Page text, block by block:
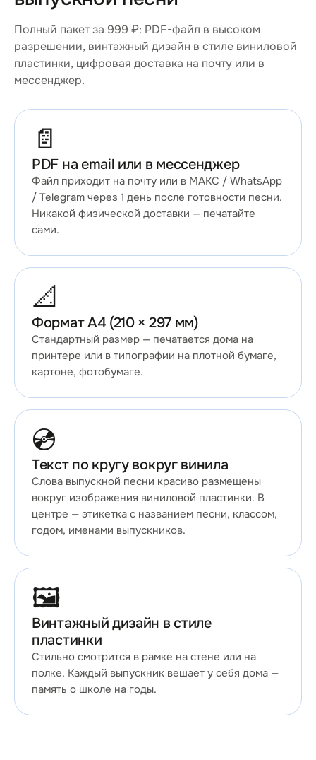
Полный пакет за 999 ₽: PDF-файл в высоком
разрешении, винтажный дизайн в стиле виниловой
пластинки, цифровая доставка на почту или в
мессенджер.
📄
PDF на email или в мессенджер
Файл приходит на почту или в МАКС / WhatsApp
/ Telegram через 1 день после готовности песни.
Никакой физической доставки — печатайте
сами.
📐
Формат A4 (210 × 297 мм)
Стандартный размер — печатается дома на
принтере или в типографии на плотной бумаге,
картоне, фотобумаге.
💿
Текст по кругу вокруг винила
Слова выпускной песни красиво размещены
вокруг изображения виниловой пластинки. В
центре — этикетка с названием песни, классом,
годом, именами выпускников.
🖼️
Винтажный дизайн в стиле
пластинки
Стильно смотрится в рамке на стене или на
полке. Каждый выпускник вешает у себя дома —
память о школе на годы.